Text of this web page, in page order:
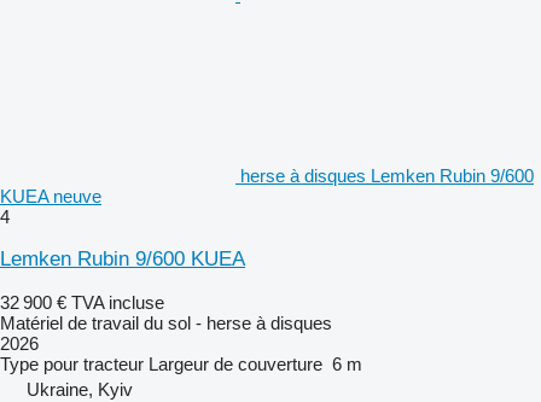
herse à disques Lemken Rubin 9/600
KUEA neuve
4
Lemken Rubin 9/600 KUEA
32 900 € TVA incluse
Matériel de travail du sol - herse à disques
2026
Type pour tracteur Largeur de couverture 6 m
Ukraine, Kyiv